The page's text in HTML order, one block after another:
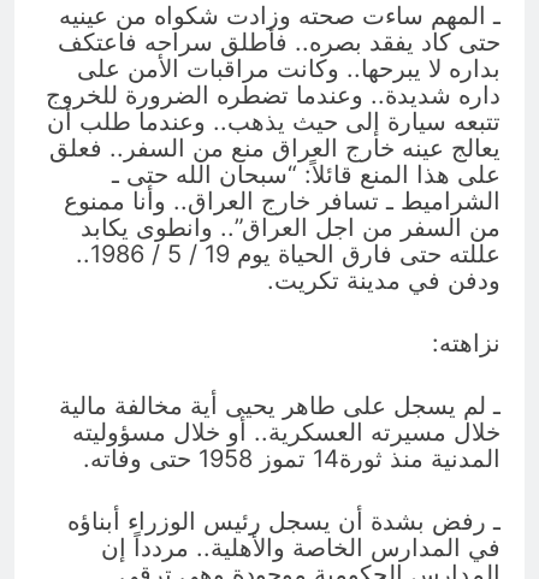
ـ المهم ساءت صحته وزادت شكواه من عينيه
حتى كاد يفقد بصره.. فأطلق سراحه فاعتكف
بداره لا يبرحها.. وكانت مراقبات الأمن على
داره شديدة.. وعندما تضطره الضرورة للخروج
تتبعه سيارة إلى حيث يذهب.. وعندما طلب أن
يعالج عينه خارج العراق منع من السفر.. فعلق
على هذا المنع قائلاً: “سبحان الله حتى ـ
الشراميط ـ تسافر خارج العراق.. وأنا ممنوع
من السفر من اجل العراق”.. وانطوى يكابد
عللته حتى فارق الحياة يوم 19 / 5 / 1986..
ودفن في مدينة تكريت.
نزاهته:
ـ لم يسجل على طاهر يحيى أية مخالفة مالية
خلال مسيرته العسكرية.. أو خلال مسؤوليته
المدنية منذ ثورة14 تموز 1958 حتى وفاته.
ـ رفض بشدة أن يسجل رئيس الوزراء أبناؤه
في المدارس الخاصة والأهلية.. مردداً إن